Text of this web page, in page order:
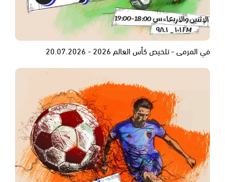
في المرمى - تلخيص كأس العالم 2026 - 20.07.2026